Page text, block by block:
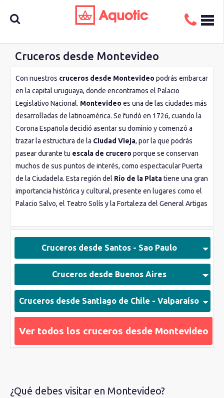
Busca
aquí tu
crucero
Cruceros desde Montevideo
Con nuestros cruceros desde Montevideo podrás embarcar
en la capital uruguaya, donde encontramos el Palacio
Legislativo Nacional. Montevideo es una de las ciudades más
desarrolladas de latinoamérica. Se fundó en 1726, cuando la
Corona Española decidió asentar su dominio y comenzó a
trazar la estructura de la Ciudad Vieja, por la que podrás
pasear durante tu escala de crucero porque se conservan
muchos de sus puntos de interés, como espectacular Puerta
de la Ciudadela. Esta región del Río de la Platatiene una gran
importancia histórica y cultural, presente en lugares como el
Palacio Salvo, el Teatro Solís y la Fortaleza del General Artigas
excursion de crucero. Fruto de un extraordinario pasado
del siglo XX hasta la vanguardia, presentes en sus más de 60
Cruceros desde Santos - Sao Paulo
Cruceros desde Buenos Aires
Cruceros desde Santiago de Chile - Valparaíso
Ver todos los cruceros desde Montevideo
¿Qué debes visitar en Montevideo?